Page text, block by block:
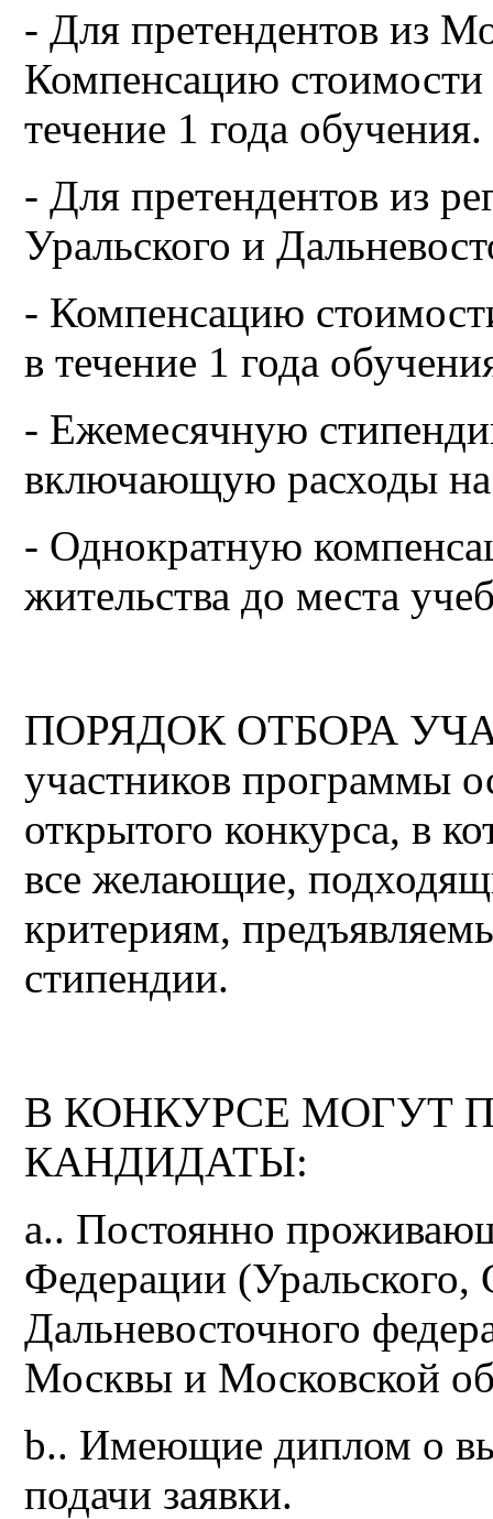
- Для претендентов из
Компенсацию стоимости
течение 1 года обучения.
- Для претендентов из
Уральского и
- Компенсацию
в течение 1 года
- Ежемесячную
включающую расходы
- Однократную
жительства до места
ПОРЯДОК ОТБОРА
участников программы
открытого конкурса, в
все желающие,
критериям,
стипендии.
В КОНКУРСЕ МОГУТ
КАНДИДАТЫ:
a.. Постоянно
Федерации (Уральского,
Дальневосточного
Москвы и Московской
b.. Имеющие диплом о
подачи заявки.